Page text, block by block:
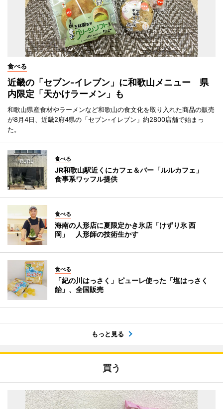
食べる
近畿の「セブン-イレブン」に和歌山メニュー 県
内限定「天かけラーメン」も
和歌山県産食材やラーメンなど和歌山の食文化を取り入れた商品の販売
が8月4日、近畿2府4県の「セブン-イレブン」約2800店舗で始まっ
た。
食べる
JR和歌山駅近くにカフェ＆バー「ルルカフェ」
食事系ワッフル提供
食べる
海南の人形店に夏限定かき氷店「けずり氷 西
岡」 人形師の技術生かす
食べる
「紀の川はっさく」ピューレ使った「塩はっさく
飴」、全国販売
もっと見る
買う